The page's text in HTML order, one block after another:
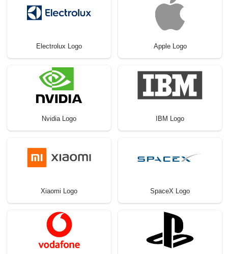
Electrolux Logo Apple Logo
Nvidia Logo IBM Logo
Xiaomi Logo SpaceX Logo